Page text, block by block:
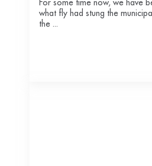
For some time now, we have
what fly had stung the
the ...